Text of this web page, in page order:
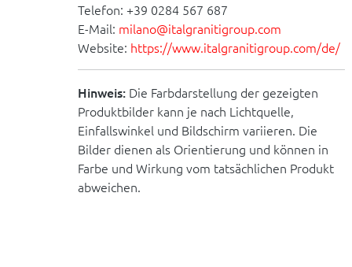
Telefon: +39 0284 567 687
E-Mail: milano@italgranitigroup.com
Website: https://www.italgranitigroup.com/de/
Hinweis: Die Farbdarstellung der gezeigten
Produktbilder kann je nach Lichtquelle,
Einfallswinkel und Bildschirm variieren. Die
Bilder dienen als Orientierung und können in
Farbe und Wirkung vom tatsächlichen Produkt
abweichen.